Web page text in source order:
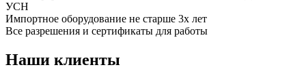
УСН
Импортное оборудование не старше 3х лет
Все разрешения и сертификаты для работы
Наши клиенты